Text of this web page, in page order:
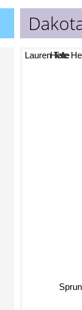
Sprung
Hefe
Lauren Tate